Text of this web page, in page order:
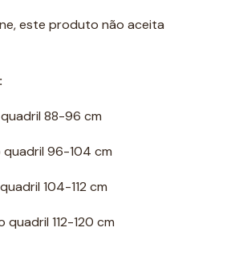
este produto não aceita
88-96 cm
96-104 cm
104-112 cm
112-120 cm